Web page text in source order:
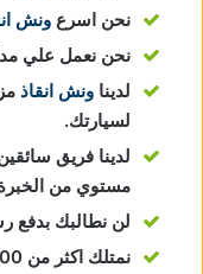
نحن اسرع ونش
نحن نعمل علي مدار
لدينا ونش انقاذ
لسيارتك.
لدينا فريق
مستوي من
لن نطالبك بدفع
نمتلك اكثر من 100